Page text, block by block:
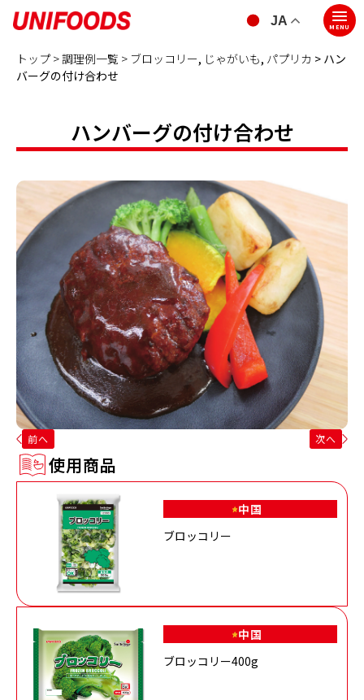
MENU
トップ >調理例一覧 > ブロッコリー, じゃがいも, パプリカ > ハン
バーグの付け合わせ
ハンバーグの付け合わせ
前へ 次へ
使用商品
中国
ブロッコリー
中国
ブロッコリー400g
JA